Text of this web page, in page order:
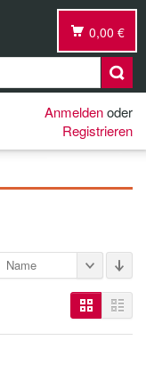
0,00 €
Anmeldenoder
Registrieren
Name